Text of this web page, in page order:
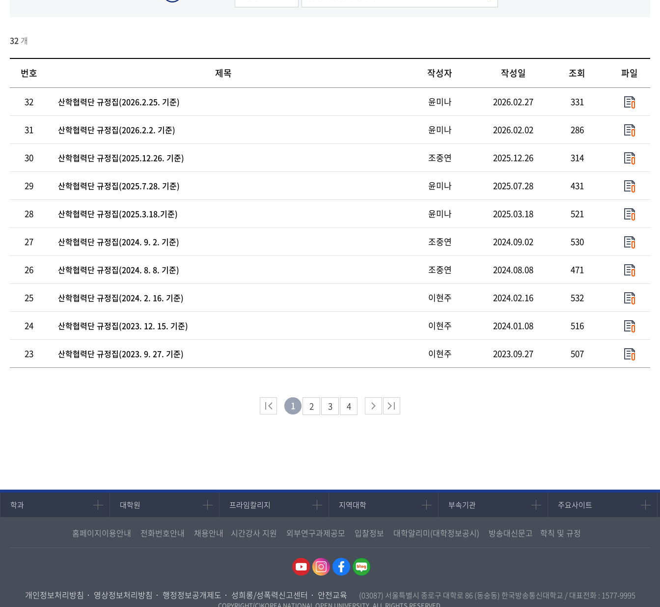
32 개
번호 제목 작성자 작성일 조회 파일
32 산학협력단 규정집(2026.2.25. 기준) 윤미나 2026.02.27 331
31 산학협력단 규정집(2026.2.2. 기준) 윤미나 2026.02.02 286
30 산학협력단 규정집(2025.12.26. 기준) 조중연 2025.12.26 314
29 산학협력단 규정집(2025.7.28. 기준) 윤미나 2025.07.28 431
28 산학협력단 규정집(2025.3.18.기준) 윤미나 2025.03.18 521
27 산학협력단 규정집(2024. 9. 2. 기준) 조중연 2024.09.02 530
26 산학협력단 규정집(2024. 8. 8. 기준) 조중연 2024.08.08 471
25 산학협력단 규정집(2024. 2. 16. 기준) 이현주 2024.02.16 532
24 산학협력단 규정집(2023. 12. 15. 기준) 이현주 2024.01.08 516
23 산학협력단 규정집(2023. 9. 27. 기준) 이현주 2023.09.27 507
1 2 3 4
학과
인문과학대학 대학원
대학원
경영대학원
프라임칼리지
프라임칼리지
평생교육과정
지역대학
지역대학
서울지역대학
대구경북지역대학
광주전남지역대학
부속기관
부속기관
원격교육혁신연구원
교양교육원
주요사이트
주요사이트
진로심리상담
홈페이지이용안내 전화번호안내 채용안내 시간강사 지원 외부연구과제공모 입찰정보 대학알리미(대학정보공시) 방송대신문고 학칙 및 규정
개인정보처리방침 영상정보처리방침 행정정보공개제도 성희롱/성폭력신고센터 안전교육 (03087) 서울특별시 종로구 대학로 86 (동숭동) 한국방송통신대학교 / 대표전화 : 1577-9995